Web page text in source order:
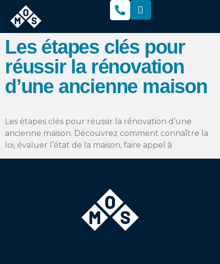
Les étapes clés pour
réussir la rénovation
d’une ancienne maison
Les étapes clés pour réussir la rénovation d’une
ancienne maison. Découvrez comment connaître la
loi, évaluer l’état de la maison, faire appel à